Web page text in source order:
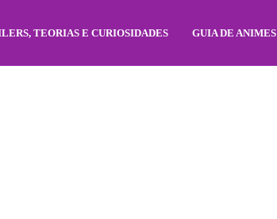
TEORIAS E CURIOSIDADES GUIA DE ANIMES